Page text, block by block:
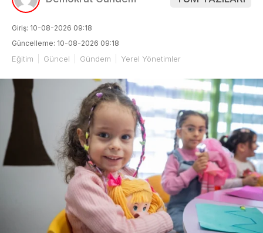
Giriş: 10-08-2026 09:18
Güncelleme: 10-08-2026 09:18
Eğitim Güncel Gündem Yerel Yönetimler